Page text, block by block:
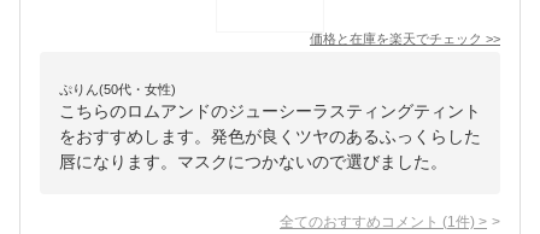
価格と在庫を楽天でチェック >>
ぷりん(50代・女性)
こちらのロムアンドのジューシーラスティングティント
をおすすめします。発色が良くツヤのあるふっくらした
唇になります。マスクにつかないので選びました。
全てのおすすめコメント (1 件) >